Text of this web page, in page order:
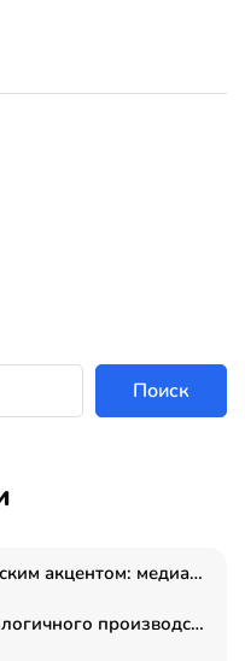
Поиск
Коммуникации с древнегреческим акцентом: медиаменеджер и журналист Владимир Дергачев запустил коммуникационное агентство «Сократ 2.0»
От логистики до высокотехнологичного производства: как основатель “гагаринга” выстраивает экосистему безопасности и гражданских БПЛА